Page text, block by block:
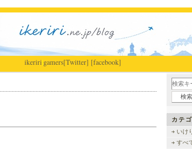
ikeriri|gamers[Twitter] [facebook]
カテ
いけ
すべ